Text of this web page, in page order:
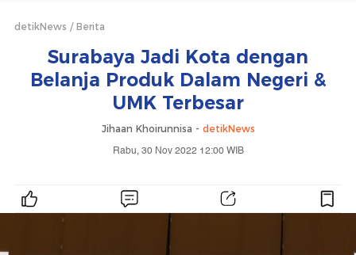
detikNews Berita
Surabaya Jadi Kota dengan
Belanja Produk Dalam Negeri &
UMK Terbesar
Jihaan Khoirunnisa - detikNews
Rabu, 30 Nov 2022 12:00 WIB